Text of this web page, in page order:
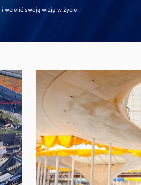
wcielić swoją wizję w życie.